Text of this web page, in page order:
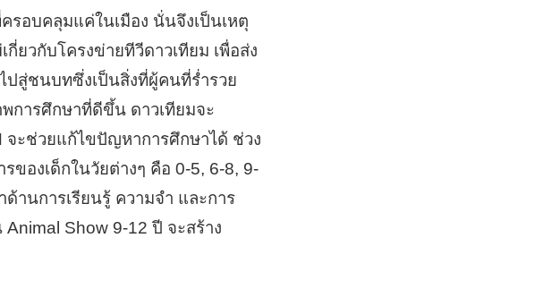
รอบคลุมแค่ในเมือง นั่นจึงเป็นเหตุ
ยวกับโครงข่ายทีวีดาวเทียม เพื่อส่ง
ปสู่ชนบทซึ่งเป็นสิ่งที่ผู้คนที่ร่ำรวย
การศึกษาที่ดีขึ้น ดาวเทียมจะ
จะช่วยแก้ไขปัญหาการศึกษาได้ ช่วง
ของเด็กในวัยต่างๆ คือ 0-5, 6-8, 9-
านการเรียนรู้ ความจำ และการ
Show 9-12 ปี จะสร้าง